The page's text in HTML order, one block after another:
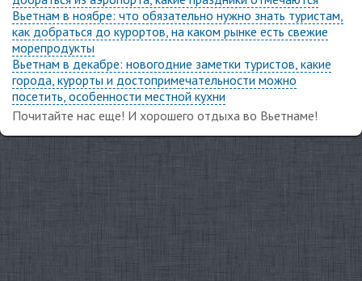
Вьетнам в ноябре: что обязательно нужно знать туристам,
как добраться до курортов, на каком рынке есть свежие
морепродукты
Вьетнам в декабре: новогодние заметки туристов, какие
города, курорты и достопримечательности можно
посетить, особенности местной кухни
Почитайте нас еще! И хорошего отдыха во Вьетнаме!